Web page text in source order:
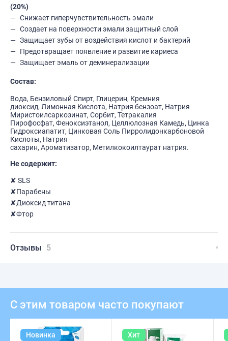
(20%)
Снижает гиперчувствительность эмали
Создает на поверхности эмали защитный слой
Защищает зубы от воздействия кислот и бактерий
Предотвращает появление и развитие кариеса
Защищает эмаль от деминерализации
Состав:
Вода, Бензиловый Спирт, Глицерин, Кремния
диоксид, Лимонная Кислота, Натрия бензоат, Натрия
Миристоилсаркозинат, Сорбит, Тетракалия
Пирофосфат, Феноксиэтанол, Целлюлозная Камедь, Цинка
Гидроксиапатит, Цинковая Соль Пирролидонкарбоновой
Кислоты, Натрия
сахарин, Ароматизатор, Метилкокоилтаурат натрия.
Не содержит:
✘ SLS
✘Парабены
✘Диоксид титана
✘Фтор
Отзывы 5
С этим товаром часто покупают
Новинка Хит